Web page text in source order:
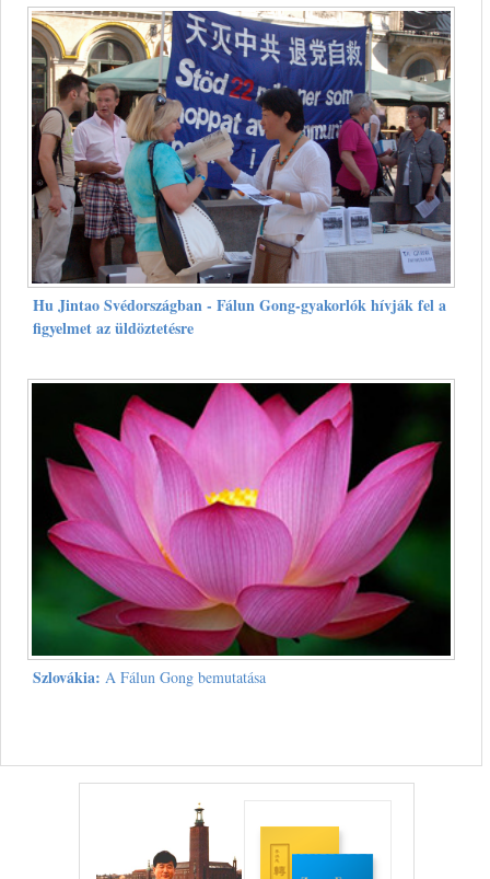
Hu Jintao Svédországban - Fálun Gong-gyakorlók hívják fel a
figyelmet az üldöztetésre
Szlovákia: A Fálun Gong bemutatása